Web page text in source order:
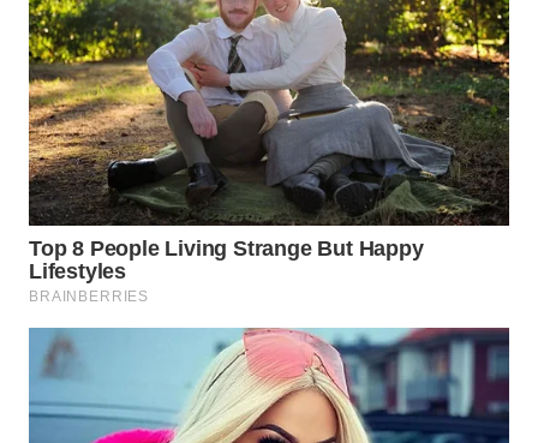
WN
INDRAMAYU
WN
KUNINGAN
WN
MAJALENGKA
SUBANG
WN
SUKABUMI